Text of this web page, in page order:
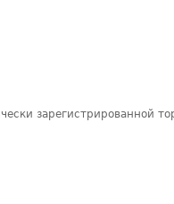
зарегистрированной